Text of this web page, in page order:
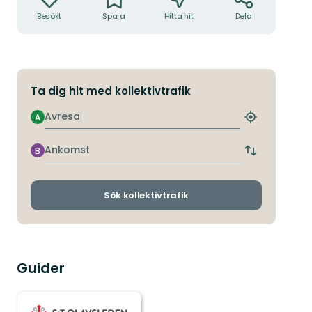
Besökt Spara Hitta hit Dela
Ta dig hit med kollektivtrafik
Avresa
A
Hitta
hållplats
Ankomst
B
Byt
och
Sök kollektivtrafik
Guider